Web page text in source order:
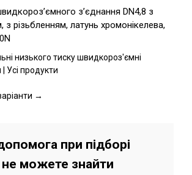
має
кілька
Параметри
можна
на
з’єднання DN4,8 з
з різьбленням, латунь хромонікелева,
низького тиску швидкороз'ємні
Усі продукти
→
при підборі
можете знайти